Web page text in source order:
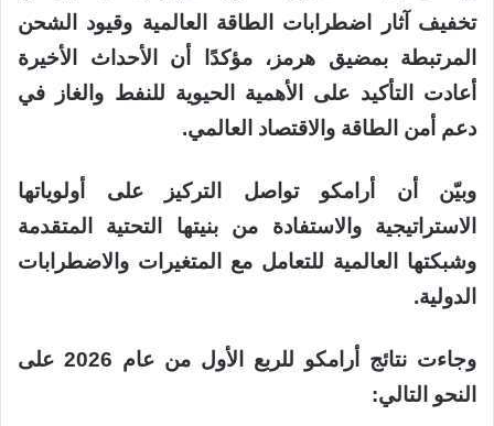
تخفيف آثار اضطرابات الطاقة العالمية وقيود الشحن
المرتبطة بمضيق هرمز، مؤكدًا أن الأحداث الأخيرة
أعادت التأكيد على الأهمية الحيوية للنفط والغاز في
دعم أمن الطاقة والاقتصاد العالمي.
وبيّن أن أرامكو تواصل التركيز على أولوياتها
الاستراتيجية والاستفادة من بنيتها التحتية المتقدمة
وشبكتها العالمية للتعامل مع المتغيرات والاضطرابات
الدولية.
وجاءت نتائج أرامكو للربع الأول من عام 2026 على
النحو التالي: